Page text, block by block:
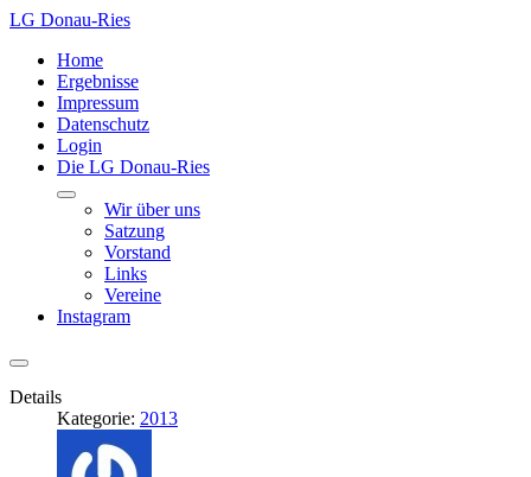
LG Donau-Ries
Home
Ergebnisse
Impressum
Datenschutz
Login
Die LG Donau-Ries
Wir über uns
Satzung
Vorstand
Links
Vereine
Instagram
Details
Kategorie: 2013